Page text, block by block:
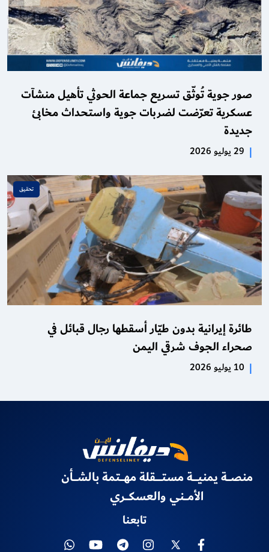
صور جوية تُوثّق تسريع جماعة الحوثي تأهيل منشآت
عسكرية تعرّضت لضربات جوية واستحداث مخابئ
جديدة
| 29 يوليو 2026
تحقـيق
طائرة إيرانية بدون طيّار أسقطها رجال قبائل في
صحراء الجوف شرقي اليمن
| 10 يوليو 2026
منصـــة يمنيــــة مستـــــقلة مهـــتمة بالشـــأن
الأمـــني والعسكـــري
تابعنا